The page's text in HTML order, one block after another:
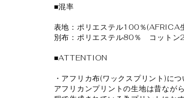
■混率
表地：ポリエステル100％(AFRICA
別布：ポリエステル80％ コットン
■ATTENTION
・アフリカ布(ワックスプリント)につ
アフリカンプリントの生地は昔なが